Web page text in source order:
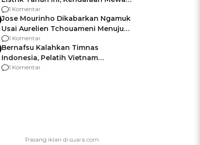
Kena hingga 75% PKB
1 Komentar
Jose Mourinho Dikabarkan Ngamuk
Usai Aurelien Tchouameni Menuju
Manchester United
1 Komentar
Bernafsu Kalahkan Timnas
Indonesia, Pelatih Vietnam
Berencana Pakai Jimat di Pakansari
1 Komentar